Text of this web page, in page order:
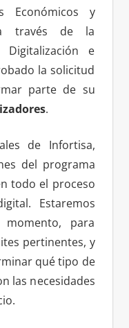
Económicos y
a través de la
e
la solicitud
parte de su
.
de Infortisa,
del programa
todo el proceso
Estaremos
para
pertinentes, y
qué tipo de
las necesidades